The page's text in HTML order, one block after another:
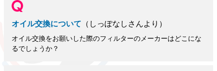
オイル交換について （しっぽなしさんより）
オイル交換をお願いした際のフィルターのメーカーはどこにな
るでしょうか？